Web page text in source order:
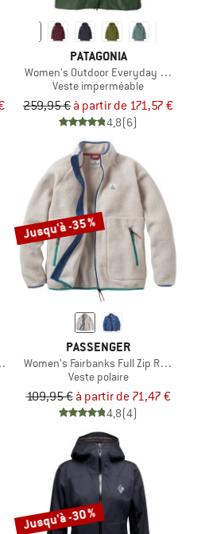
PATAGONIA
Women's Outdoor Everyday Rain
Veste imperméable
259,95 € à partir de 171,57 €
4,8(6)
Jacket
Jusqu'à -35 %
PASSENGER
Women's Fairbanks Full Zip
Veste polaire
109,95 € à partir de 71,47 €
4,8(4)
Jusqu'à -30 %